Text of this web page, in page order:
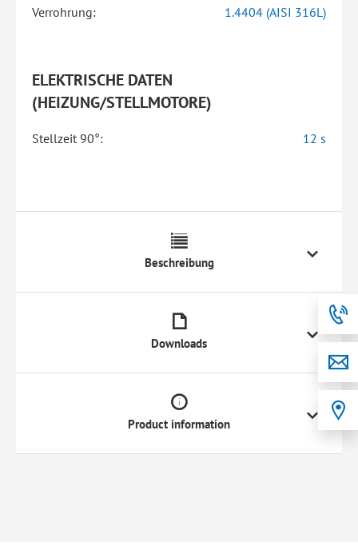
Verrohrung: 1.4404 (AISI 316L)
ELEKTRISCHE DATEN
(HEIZUNG/STELLMOTORE)
Stellzeit 90°: 12 s
Beschreibung
Downloads
Product information